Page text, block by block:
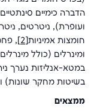
הדברה כימיים
ועופרת), ניטרטים,
חומצות אמיניות
,
ומינרלים (כולל
במטא-אנליזות נערך
בשיטות מחקר שונות)
ממצאים